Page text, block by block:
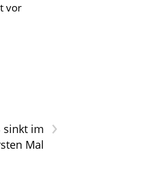
vor
›
sinkt im
Mal